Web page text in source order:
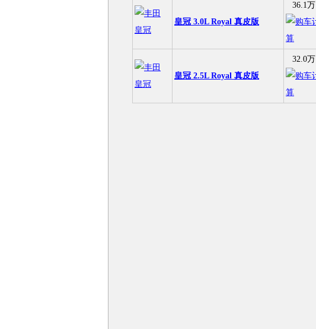
皇冠 3.0L Royal 真皮版
36.1万
皇冠 2.5L Royal 真皮版
32.0万